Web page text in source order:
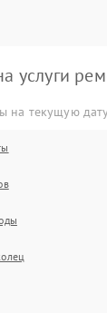
услуги
на текущую